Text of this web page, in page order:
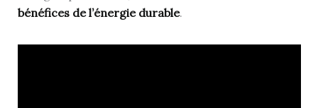
bénéfices de l’énergie durable.